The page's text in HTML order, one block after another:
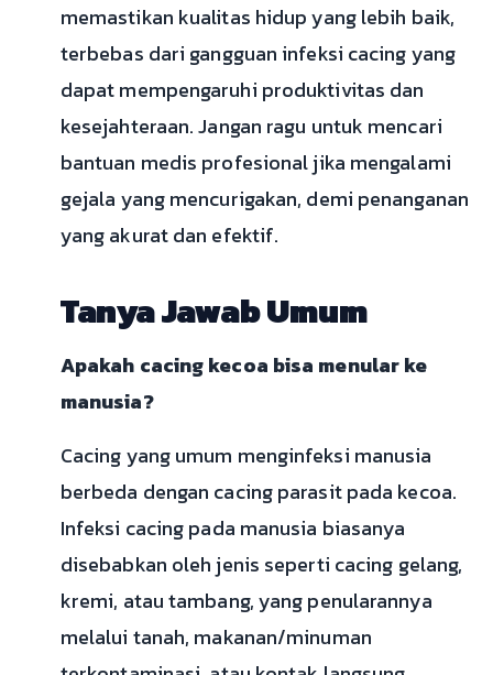
memastikan kualitas hidup yang lebih baik,
terbebas dari gangguan infeksi cacing yang
dapat mempengaruhi produktivitas dan
kesejahteraan. Jangan ragu untuk mencari
bantuan medis profesional jika mengalami
gejala yang mencurigakan, demi penanganan
yang akurat dan efektif.
Tanya Jawab Umum
Apakah cacing kecoa bisa menular ke
manusia?
Cacing yang umum menginfeksi manusia
berbeda dengan cacing parasit pada kecoa.
Infeksi cacing pada manusia biasanya
disebabkan oleh jenis seperti cacing gelang,
kremi, atau tambang, yang penularannya
melalui tanah, makanan/minuman